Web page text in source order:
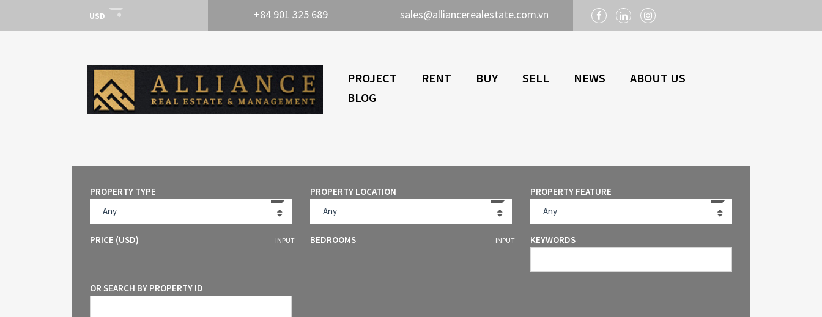
USD
USD
+84 901 325 689 sales@alliancerealestate.com.vn
PROJECT RENT BUY SELL NEWS
ABOUT US
BLOG
PROPERTY TYPE
Any
PROPERTY LOCATION
Any
PROPERTY FEATURE
Any
PRICE (USD) INPUT BEDROOMS INPUT KEYWORDS
OR SEARCH BY PROPERTY ID